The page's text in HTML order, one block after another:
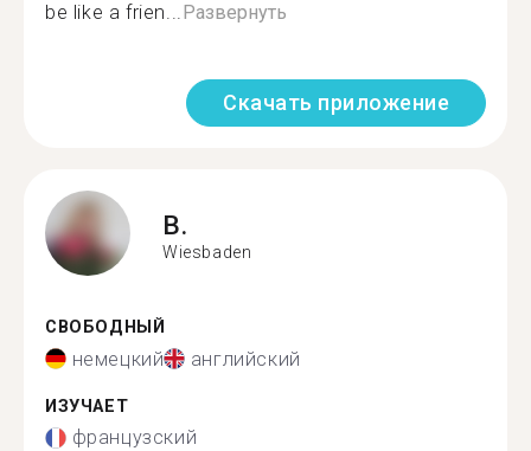
be like a frien...Развернуть
Скачать приложение
B.
Wiesbaden
СВОБОДНЫЙ
немецкий английский
ИЗУЧАЕТ
французский